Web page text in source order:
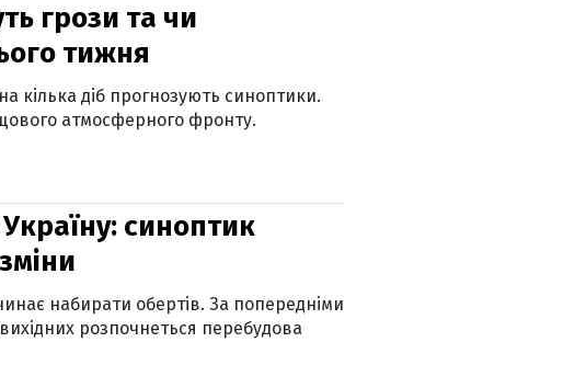
грози та чи
тижня
кілька діб прогнозують синоптики.
атмосферного фронту.
синоптик
набирати обертів. За попередніми
розпочнеться перебудова